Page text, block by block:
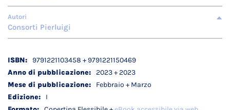
Autori
Consorti Pierluigi
Dettagli
tecnici
9791221103458 + 9791221150469
2023 + 2023
Febbraio + Marzo
I